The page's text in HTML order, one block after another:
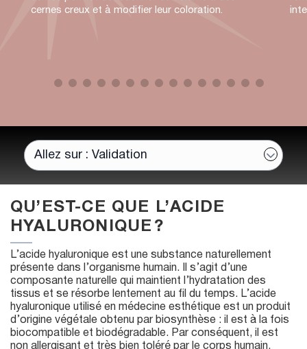
cernes creux et à modifier leur coloration.
QU’EST-CE QUE L’ACIDE
HYALURONIQUE ?
L’acide hyaluronique est une substance naturellement
présente dans l’organisme humain. Il s’agit d’une
composante naturelle qui maintient l’hydratation des
tissus et se résorbe lentement au fil du temps. L’acide
hyaluronique utilisé en médecine esthétique est un produit
d’origine végétale obtenu par biosynthèse : il est à la fois
biocompatible et biodégradable. Par conséquent, il est
non allergisant et très bien toléré par le corps humain.